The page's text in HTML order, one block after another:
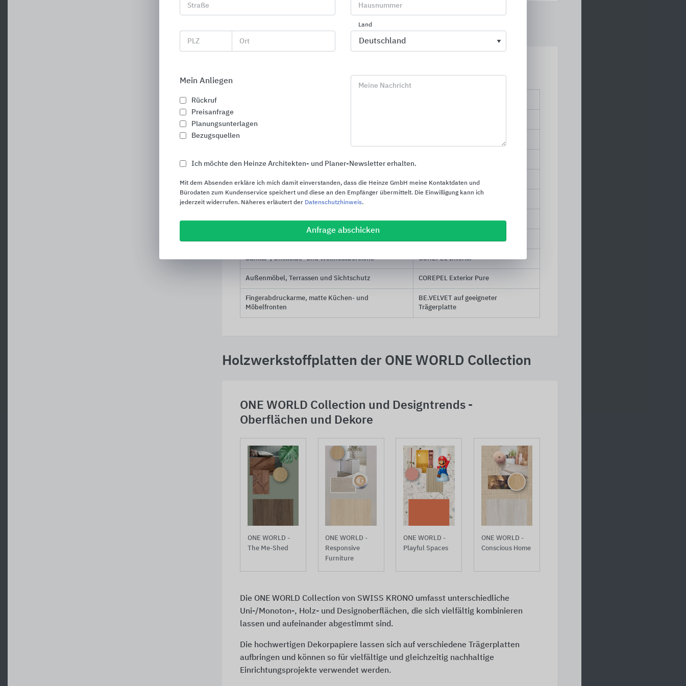
Anwendungsempfehlungen
Filigrane, besonders robuste Möbel mit Designkante SWISSCDF
Stark belastete Tisch- und Möbeloberflächen
Sanitär-, Umkleide- und Wellnessbereiche COREPEL Interior
Außenmöbel, Terrassen und Sichtschutz COREPEL Exterior Pure
Fingerabdruckarme, matte Küchen- und
Möbelfronten
BE.VELVET auf geeigneter
Trägerplatte
Holzwerkstoffplatten der ONE WORLD Collection
ONE WORLD Collection und Designtrends -
Oberflächen und Dekore
ONE WORLD -
The Me-Shed
ONE WORLD -
Responsive
Furniture
ONE WORLD -
Playful Spaces
ONE WORLD -
Conscious Home
Die ONE WORLD Collection von SWISS KRONO umfasst unterschiedliche
Uni-/Monoton-, Holz- und Designoberflächen, die sich vielfältig kombinieren
lassen und aufeinander abgestimmt sind.
Die hochwertigen Dekorpapiere lassen sich auf verschiedene Trägerplatten
aufbringen und können so für vielfältige und gleichzeitig nachhaltige
Einrichtungsprojekte verwendet werden.
Straße Hausnummer
PLZ Ort
Land
Mein Anliegen
Rückruf
Preisanfrage
Planungsunterlagen
Bezugsquellen
Meine Nachricht
Ich möchte den Heinze Architekten- und Planer-Newsletter erhalten.
Mit dem Absenden erkläre ich mich damit einverstanden, dass die Heinze GmbH meine Kontaktdaten und
Bürodaten zum Kundenservice speichert und diese an den Empfänger übermittelt. Die Einwilligung kann ich
jederzeit widerrufen. Näheres erläutert der Datenschutzhinweis.
Anfrage abschicken